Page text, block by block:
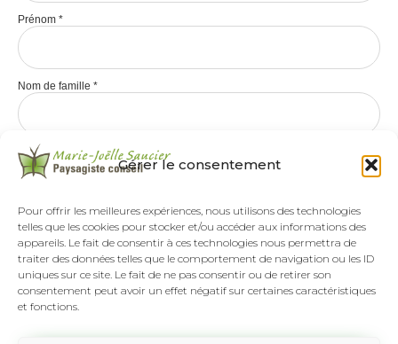
Gérer le consentement
Pour offrir les meilleures expériences, nous utilisons des technologies
telles que les cookies pour stocker et/ou accéder aux informations des
appareils. Le fait de consentir à ces technologies nous permettra de
traiter des données telles que le comportement de navigation ou les ID
uniques sur ce site. Le fait de ne pas consentir ou de retirer son
consentement peut avoir un effet négatif sur certaines caractéristiques
et fonctions.
Prénom *
Nom de famille *